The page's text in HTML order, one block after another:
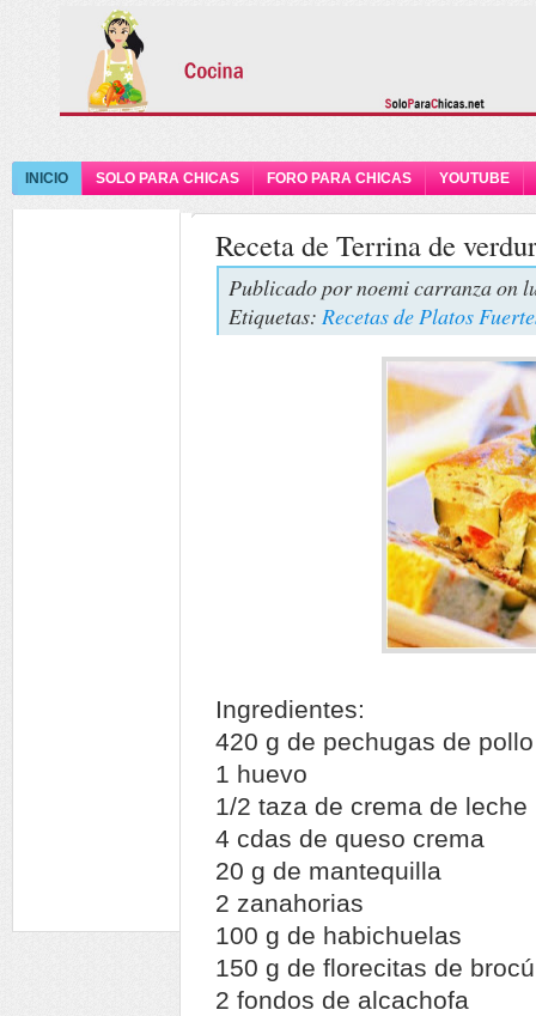
INICIO SOLO PARA CHICAS FORO PARA CHICAS YOUTUBE
Receta de Terrina de
Publicado pornoemi carranzaon
Etiquetas: Recetas de Platos
Ingredientes:
420 g de pechugas de pollo
1 huevo
1/2 taza de crema de leche
4 cdas de queso crema
20 g de mantequilla
2 zanahorias
100 g de habichuelas
150 g de florecitas de
2 fondos de alcachofa